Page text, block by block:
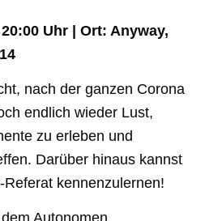
Uhr | Ort: Anyway,
nach der ganzen Corona
endlich wieder Lust,
zu erleben und
Darüber hinaus kannst
kennenzulernen!
Autonomen